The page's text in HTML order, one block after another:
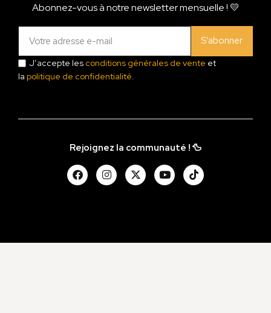
Abonnez-vous à notre newsletter mensuelle ! 💛
S’abonner
J’accepte les conditions générales de vente et
la politique de confidentialité.
Rejoignez la communauté ! 🦆